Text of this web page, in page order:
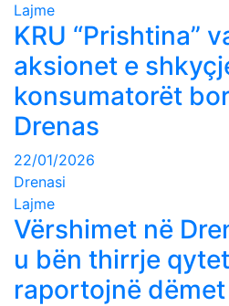
Lajme
KRU “Prishtina”
aksionet e
konsumatorët
Drenas
22/01/2026
Drenasi
Lajme
Vërshimet në
u bën thirrje
raportojnë